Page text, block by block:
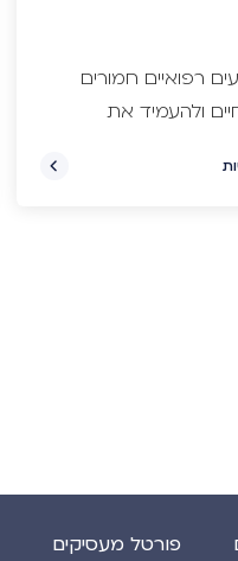
רפואיים חמורים
ולהעמיד את
צורך
פורטל מעסיקים